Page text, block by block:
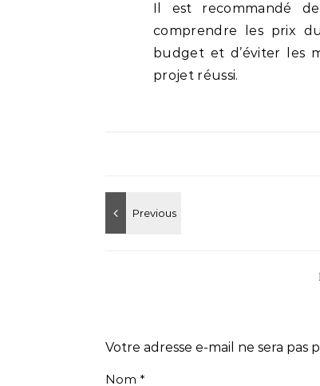
Il est recommandé
comprendre les prix
budget et d’éviter les
projet réussi.
Votre adresse e-mail ne sera pas
Nom *